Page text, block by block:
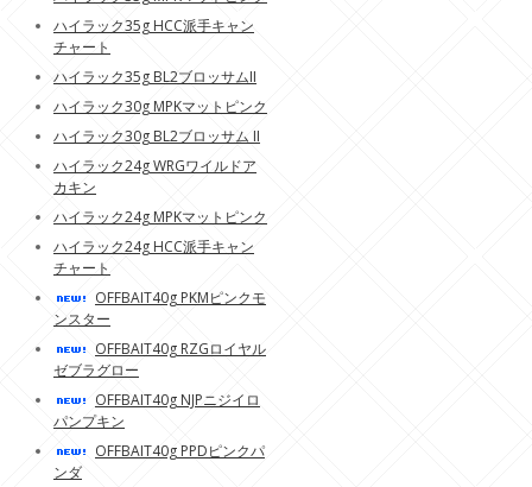
ハイラック35g HCC派手キャン
チャート
ハイラック35g BL2ブロッサムII
ハイラック30g MPKマットピンク
ハイラック30g BL2ブロッサム II
ハイラック24g WRGワイルドア
カキン
ハイラック24g MPKマットピンク
ハイラック24g HCC派手キャン
チャート
OFFBAIT40g PKMピンクモ
ンスター
OFFBAIT40g RZGロイヤル
ゼブラグロー
OFFBAIT40g NJPニジイロ
パンプキン
OFFBAIT40g PPDピンクパ
ンダ